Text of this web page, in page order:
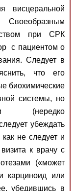
висцеральной
при СРК
с пациентом о
Следует в
что его
биохимические
системы, но
(нередко
убеждать
не следует и
к врачу с
(«может
или
убедившись в